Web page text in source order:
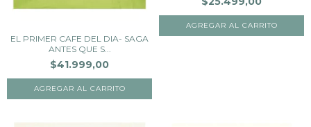
EL PRIMER CAFE DEL DIA- SAGA
ANTES QUE S...
$41.999,00